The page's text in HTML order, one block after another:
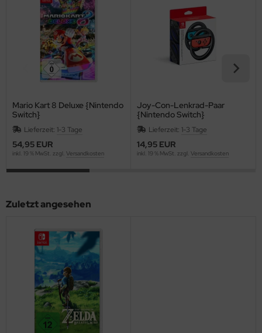
Mario Kart 8 Deluxe {Nintendo
Switch}
Lieferzeit: 1-3 Tage
54,95 EUR
inkl. 19 % MwSt. zzgl. Versandkosten
Joy-Con-Lenkrad-Paar
{Nintendo Switch}
Lieferzeit: 1-3 Tage
14,95 EUR
inkl. 19 % MwSt. zzgl. Versandkosten
Zuletzt angesehen